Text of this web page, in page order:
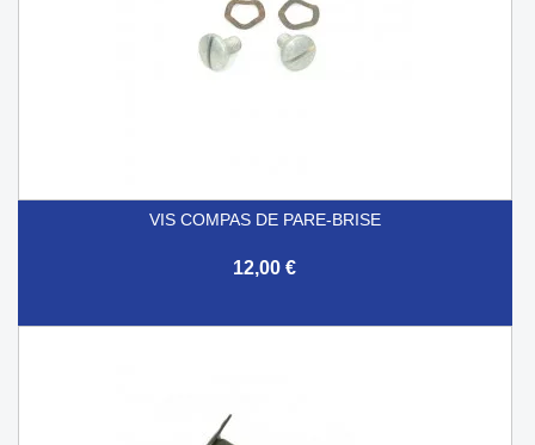
VIS COMPAS DE PARE-BRISE
12,00 €